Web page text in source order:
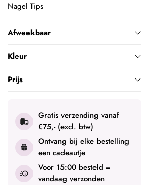
Nagel Tips
Afweekbaar
Kleur
Prijs
Gratis verzending vanaf
€75,- (excl. btw)
Ontvang bij elke bestelling
een cadeautje
Voor 15:00 besteld =
vandaag verzonden